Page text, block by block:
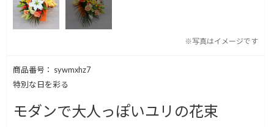
※写真はイメージです
商品番号： sywmxhz7
特別な日を彩る
モダンで大人っぽいユリの花束